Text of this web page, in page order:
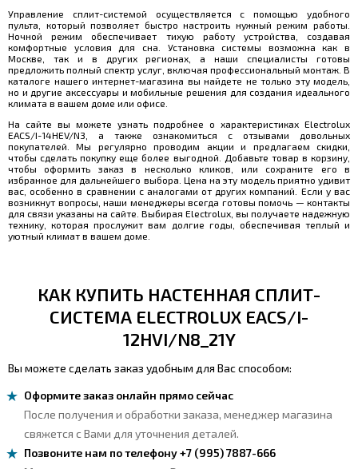
Управление сплит-системой осуществляется с помощью удобного
пульта, который позволяет быстро настроить нужный режим работы.
Ночной режим обеспечивает тихую работу устройства, создавая
комфортные условия для сна. Установка системы возможна как в
Москве, так и в других регионах, а наши специалисты готовы
предложить полный спектр услуг, включая профессиональный монтаж. В
каталоге нашего интернет-магазина вы найдете не только эту модель,
но и другие аксессуары и мобильные решения для создания идеального
климата в вашем доме или офисе.
На сайте вы можете узнать подробнее о характеристиках Electrolux
EACS/I-14HEV/N3, а также ознакомиться с отзывами довольных
покупателей. Мы регулярно проводим акции и предлагаем скидки,
чтобы сделать покупку еще более выгодной. Добавьте товар в корзину,
чтобы оформить заказ в несколько кликов, или сохраните его в
избранное для дальнейшего выбора. Цена на эту модель приятно удивит
вас, особенно в сравнении с аналогами от других компаний. Если у вас
возникнут вопросы, наши менеджеры всегда готовы помочь — контакты
для связи указаны на сайте. Выбирая Electrolux, вы получаете надежную
технику, которая прослужит вам долгие годы, обеспечивая теплый и
уютный климат в вашем доме.
КАК КУПИТЬ НАСТЕННАЯ СПЛИТ-
СИСТЕМА ELECTROLUX EACS/I-
12HVI/N8_21Y
Вы можете сделать заказ удобным для Вас способом:
Оформите заказ онлайн прямо сейчас
После получения и обработки заказа, менеджер магазина
свяжется с Вами для уточнения деталей.
Позвоните нам по телефону +7 (995) 7887-666